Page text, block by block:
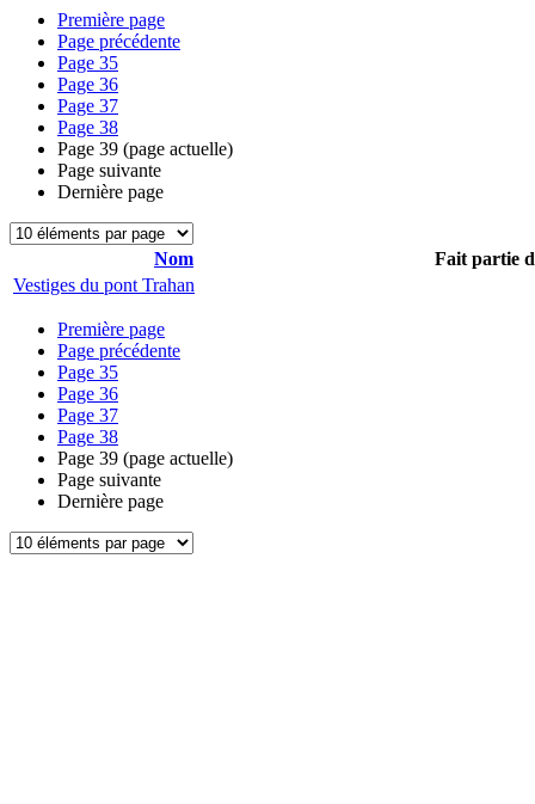
Première page
Page précédente
Page 35
Page 36
Page 37
Page 38
Page 39 (page actuelle)
Page suivante
Dernière page
Nom
Fait partie
Vestiges du pont Trahan
Première page
Page précédente
Page 35
Page 36
Page 37
Page 38
Page 39 (page actuelle)
Page suivante
Dernière page